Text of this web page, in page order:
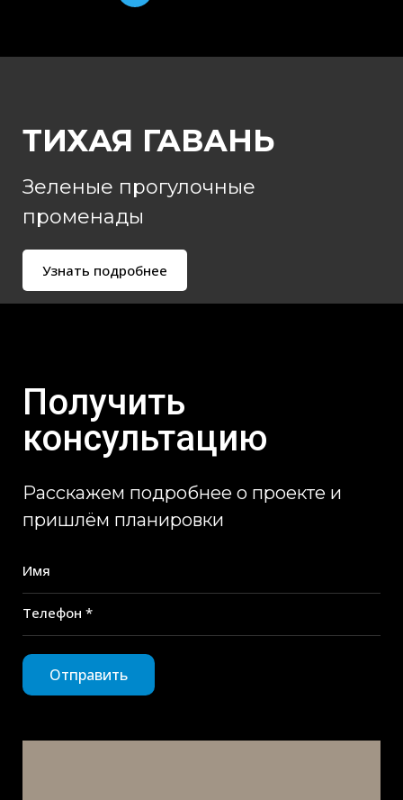
ТИХАЯ ГАВАНЬ
Зеленые прогулочные
променады
Узнать подробнее
Получить
консультацию
Расскажем подробнее о проекте и
пришлём планировки
Имя
Телефон *
Отправить